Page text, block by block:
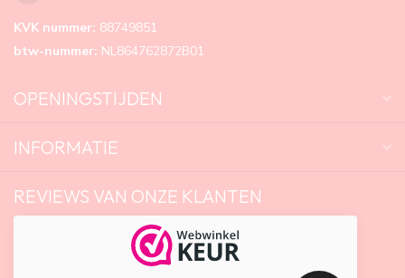
KVK nummer: 88749851
btw-nummer: NL864762872B01
OPENINGSTIJDEN
INFORMATIE
REVIEWS VAN ONZE KLANTEN